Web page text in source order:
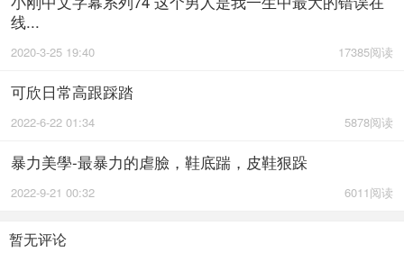
线...
17385阅读
2020-3-25 19:40
可欣日常高跟踩踏
5878阅读
2022-6-22 01:34
暴力美學-最暴力的虐臉，鞋底踹，皮鞋狠跺
6011阅读
2022-9-21 00:32
暂无评论